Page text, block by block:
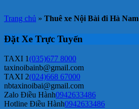
Trang chủ » Thuê xe Nội Bài đi Hà Nam
Đặt Xe Trực Tuyến
TAXI 1(035)677 8000
taxinoibainb@gmail.com
TAXI 2(024)668 67000
nbtaxinoibai@gmail.com
Zalo Điều Hành0942633486
Hotline Điều Hành0942633486